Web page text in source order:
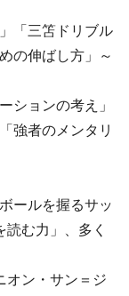
「三笘ドリブル
の伸ばし方」～
ションの考え」
強者のメンタリ
ールを握るサッ
む力」、多く
ン・サン＝ジ